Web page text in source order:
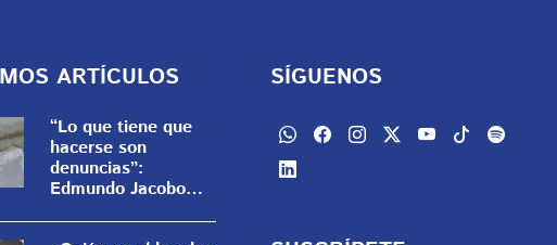
ARTÍCULOS
“Lo que tiene que
hacerse son
denuncias”:
Edmundo Jacobo
anticipados de
SÍGUENOS